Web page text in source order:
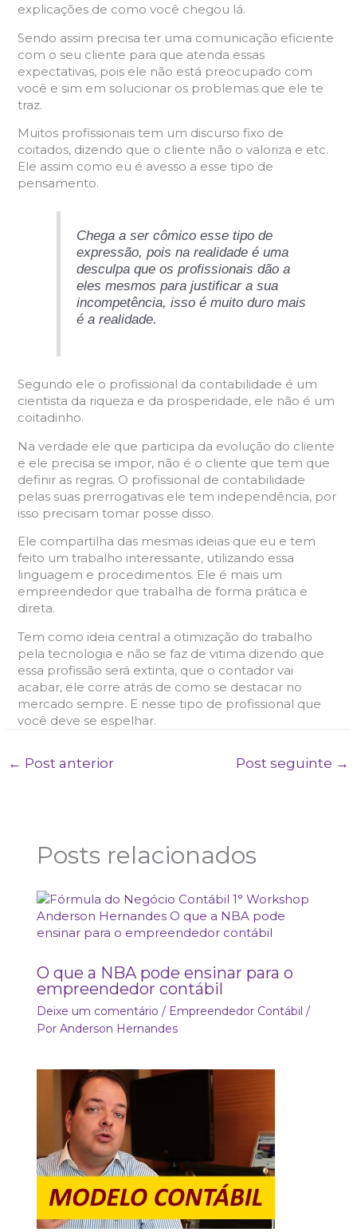
explicações de como você chegou lá.
Sendo assim precisa ter uma comunicação eficiente
com o seu cliente para que atenda essas
expectativas, pois ele não está preocupado com
você e sim em solucionar os problemas que ele te
traz.
Muitos profissionais tem um discurso fixo de
coitados, dizendo que o cliente não o valoriza e etc.
Ele assim como eu é avesso a esse tipo de
pensamento.
Chega a ser cômico esse tipo de
expressão, pois na realidade é uma
desculpa que os profissionais dão a
eles mesmos para justificar a sua
incompetência, isso é muito duro mais
é a realidade.
Segundo ele o profissional da contabilidade é um
cientista da riqueza e da prosperidade, ele não é um
coitadinho.
Na verdade ele que participa da evolução do cliente
e ele precisa se impor, não é o cliente que tem que
definir as regras. O profissional de contabilidade
pelas suas prerrogativas ele tem independência, por
isso precisam tomar posse disso.
Ele compartilha das mesmas ideias que eu e tem
feito um trabalho interessante, utilizando essa
linguagem e procedimentos. Ele é mais um
empreendedor que trabalha de forma prática e
direta.
Tem como ideia central a otimização do trabalho
pela tecnologia e não se faz de vitima dizendo que
essa profissão será extinta, que o contador vai
acabar, ele corre atrás de como se destacar no
mercado sempre. E nesse tipo de profissional que
você deve se espelhar.
← Post anterior Post seguinte →
Posts relacionados
O que a NBA pode ensinar para o
empreendedor contábil
Deixe um comentário / Empreendedor Contábil /
Por Anderson Hernandes